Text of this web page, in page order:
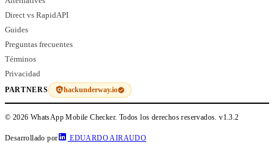
Direct vs RapidAPI
Guides
Preguntas frecuentes
Términos
Privacidad
PARTNERS hackunderway.io
© 2026 WhatsApp Mobile Checker. Todos los derechos reservados.v1.3.2
Desarrollado por EDUARDO AIRAUDO